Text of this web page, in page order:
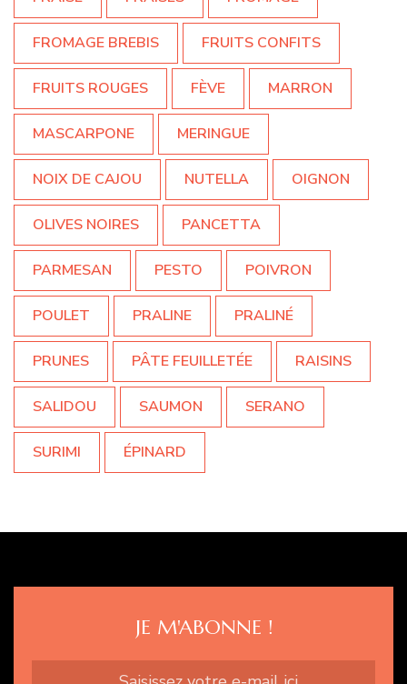
FROMAGE BREBIS FRUITS CONFITS
FRUITS ROUGES FÈVE MARRON
MASCARPONE MERINGUE
NOIX DE CAJOU NUTELLA OIGNON
OLIVES NOIRES PANCETTA
PARMESAN PESTO POIVRON
POULET PRALINE PRALINÉ
PRUNES PÂTE FEUILLETÉE RAISINS
SALIDOU SAUMON SERANO
SURIMI ÉPINARD
JE M'ABONNE !